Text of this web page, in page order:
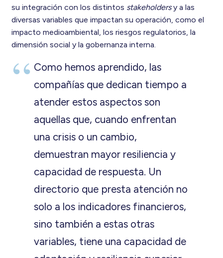
su integración con los distintos stakeholdersy a las
diversas variables que impactan su operación, como el
impacto medioambiental, los riesgos regulatorios, la
dimensión social y la gobernanza interna.
Como hemos aprendido, las
compañías que dedican tiempo a
atender estos aspectos son
aquellas que, cuando enfrentan
una crisis o un cambio,
demuestran mayor resiliencia y
capacidad de respuesta. Un
directorio que presta atención no
solo a los indicadores financieros,
sino también a estas otras
variables, tiene una capacidad de